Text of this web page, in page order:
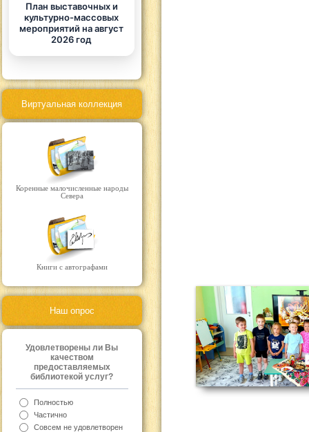
План выставочных и
культурно-массовых
мероприятий на август
2026 год
Виртуальная коллекция
Коренные малочисленные народы
Севера
Книги с автографами
Наш опрос
Удовлетворены ли Вы
качеством
предоставляемых
библиотекой услуг?
Полностью
Частично
Совсем не удовлетворен